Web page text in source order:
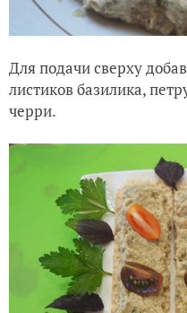
Для подачи сверху
листиков базилика,
черри.